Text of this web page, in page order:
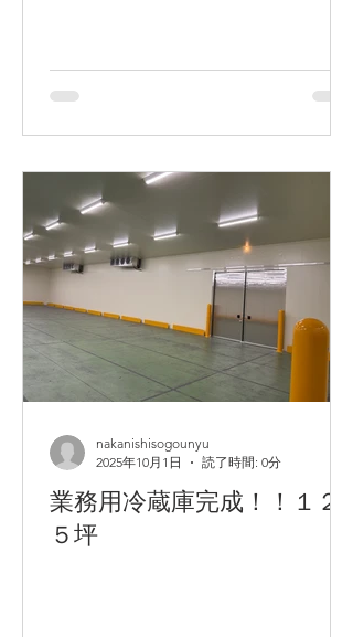
業務用冷蔵庫完成！！１２
５坪
nakanishisogounyu
2025年10月1日
読了時間: 0分